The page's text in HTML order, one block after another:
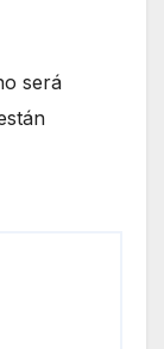
será